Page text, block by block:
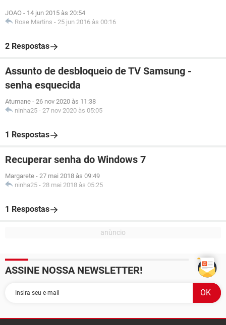
JOAO - 14 jun 2015 às 20:54
Rose Martins - 25 jun 2016 às 00:16
2 Respostas
Assunto de desbloqueio de TV Samsung -
senha esquecida
Atumane - 26 nov 2020 às 11:38
ninha25 - 27 nov 2020 às 05:05
1 Respostas
Recuperar senha do Windows 7
Margarete - 27 mai 2018 às 09:49
ninha25 - 28 mai 2018 às 05:25
1 Respostas
ASSINE NOSSA NEWSLETTER!